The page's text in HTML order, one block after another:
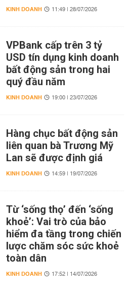
KINH DOANH 11:49 | 28/07/2026
VPBank cấp trên 3 tỷ
USD tín dụng kinh doanh
bất động sản trong hai
quý đầu năm
KINH DOANH 19:00 | 23/07/2026
Hàng chục bất động sản
liên quan bà Trương Mỹ
Lan sẽ được định giá
KINH DOANH 14:59 | 19/07/2026
Từ ‘sống thọ’ đến ‘sống
khoẻ’: Vai trò của bảo
hiểm đa tầng trong chiến
lược chăm sóc sức khoẻ
toàn dân
KINH DOANH 17:52 | 14/07/2026